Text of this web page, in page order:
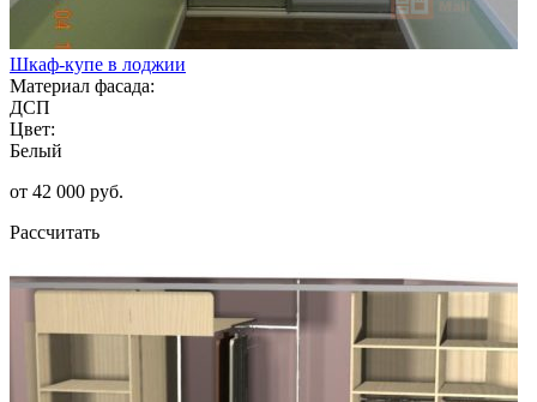
Шкаф-купе в лоджии
Материал фасада:
ДСП
Цвет:
Белый
от 42 000 руб.
Рассчитать